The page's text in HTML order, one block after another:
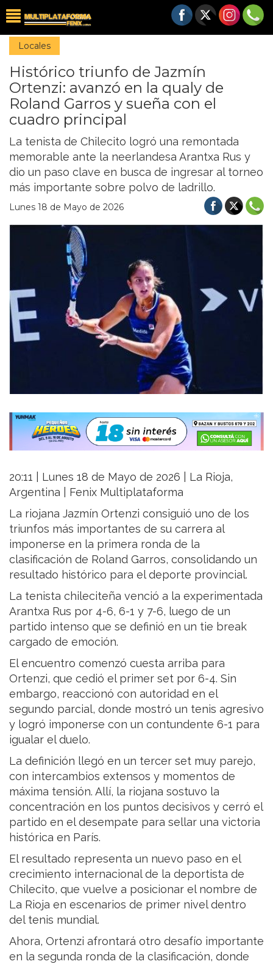
Locales
Histórico triunfo de Jazmín
Ortenzi: avanzó en la qualy de
Roland Garros y sueña con el
cuadro principal
La tenista de Chilecito logró una remontada
memorable ante la neerlandesa Arantxa Rus y
dio un paso clave en busca de ingresar al torneo
más importante sobre polvo de ladrillo.
Lunes 18 de Mayo de 2026
20:11 | Lunes 18 de Mayo de 2026 | La Rioja,
Argentina | Fenix Multiplataforma
La riojana Jazmín Ortenzi consiguió uno de los
triunfos más importantes de su carrera al
imponerse en la primera ronda de la
clasificación de Roland Garros, consolidando un
resultado histórico para el deporte provincial.
La tenista chileciteña venció a la experimentada
Arantxa Rus por 4-6, 6-1 y 7-6, luego de un
partido intenso que se definió en un tie break
cargado de emoción.
El encuentro comenzó cuesta arriba para
Ortenzi, que cedió el primer set por 6-4. Sin
embargo, reaccionó con autoridad en el
segundo parcial, donde mostró un tenis agresivo
y logró imponerse con un contundente 6-1 para
igualar el duelo.
La definición llegó en un tercer set muy parejo,
con intercambios extensos y momentos de
máxima tensión. Allí, la riojana sostuvo la
concentración en los puntos decisivos y cerró el
partido en el desempate para sellar una victoria
histórica en París.
El resultado representa un nuevo paso en el
crecimiento internacional de la deportista de
Chilecito, que vuelve a posicionar el nombre de
La Rioja en escenarios de primer nivel dentro
del tenis mundial.
Ahora, Ortenzi afrontará otro desafío importante
en la segunda ronda de la clasificación, donde